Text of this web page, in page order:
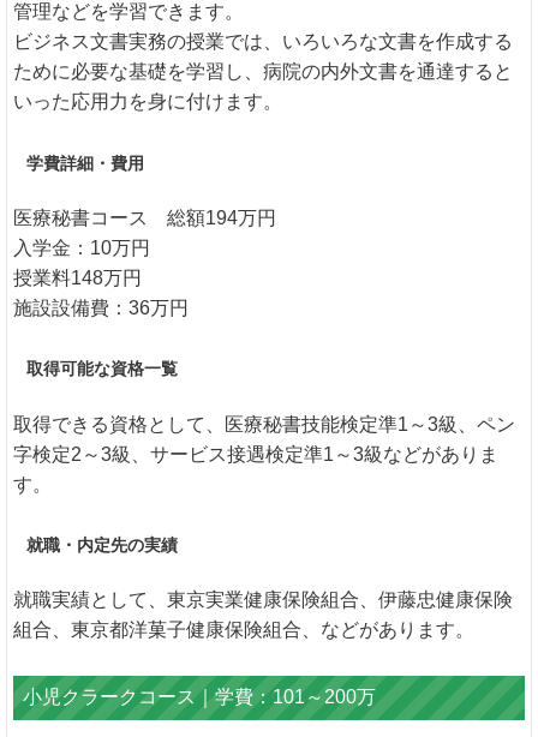
管理などを学習できます。
ビジネス文書実務の授業では、いろいろな文書を作成する
ために必要な基礎を学習し、病院の内外文書を通達すると
いった応用力を身に付けます。
学費詳細・費用
医療秘書コース 総額194万円
入学金：10万円
授業料148万円
施設設備費：36万円
取得可能な資格一覧
取得できる資格として、医療秘書技能検定準1～3級、ペン
字検定2～3級、サービス接遇検定準1～3級などがありま
す。
就職・内定先の実績
就職実績として、東京実業健康保険組合、伊藤忠健康保険
組合、東京都洋菓子健康保険組合、などがあります。
小児クラークコース｜学費：101～200万